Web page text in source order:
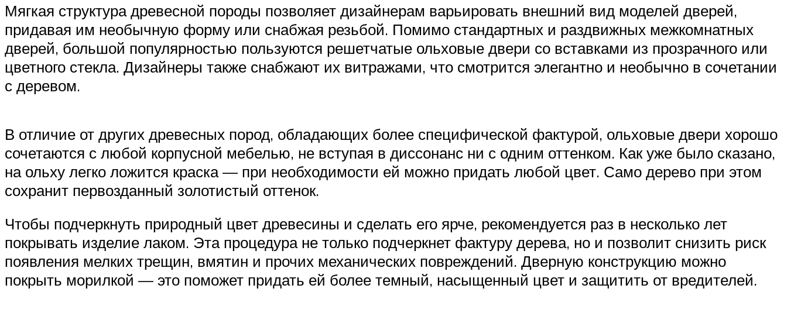
Мягкая структура древесной породы позволяет дизайнерам варьировать внешний вид моделей дверей,
придавая им необычную форму или снабжая резьбой. Помимо стандартных и раздвижных межкомнатных
дверей, большой популярностью пользуются решетчатые ольховые двери со вставками из прозрачного или
цветного стекла. Дизайнеры также снабжают их витражами, что смотрится элегантно и необычно в сочетании
с деревом.
В отличие от других древесных пород, обладающих более специфической фактурой, ольховые двери хорошо
сочетаются с любой корпусной мебелью, не вступая в диссонанс ни с одним оттенком. Как уже было сказано,
на ольху легко ложится краска — при необходимости ей можно придать любой цвет. Само дерево при этом
сохранит первозданный золотистый оттенок.
Чтобы подчеркнуть природный цвет древесины и сделать его ярче, рекомендуется раз в несколько лет
покрывать изделие лаком. Эта процедура не только подчеркнет фактуру дерева, но и позволит снизить риск
появления мелких трещин, вмятин и прочих механических повреждений. Дверную конструкцию можно
покрыть морилкой — это поможет придать ей более темный, насыщенный цвет и защитить от вредителей.